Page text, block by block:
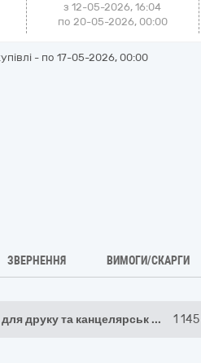
з 12-05-2026, 16:04
по 20-05-2026, 00:00
- по 17-05-2026, 00:00
ЗВЕРНЕННЯ ВИМОГИ/СКАРГИ
для друку та канцелярськ ... 1